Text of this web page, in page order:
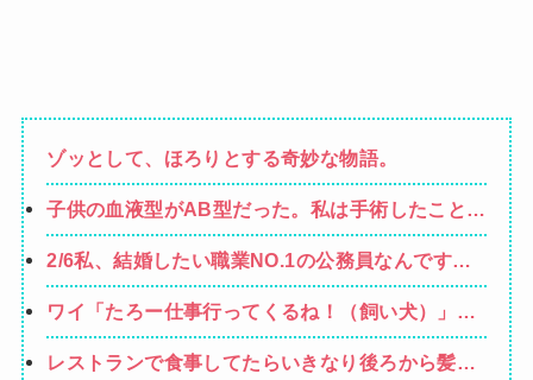
ゾッとして、ほろりとする奇妙な物語。
子供の血液型がAB型だった。私は手術したことあ
るからA型で合ってるし…旦那(O型)の血液型を調
べてみよう」→ 結果・・・
2/6私、結婚したい職業NO.1の公務員なんですけ
ど、嫁が子供連れて家出した。全く理由は思いつ
かないけど強いてあげるとすれば母のせいかもし
れない。嫁のせいでアトピー悪化しそう→
ワイ「たろー仕事行ってくるね！（飼い犬）」犬
「…？（ぷい」
レストランで食事してたらいきなり後ろから髪を